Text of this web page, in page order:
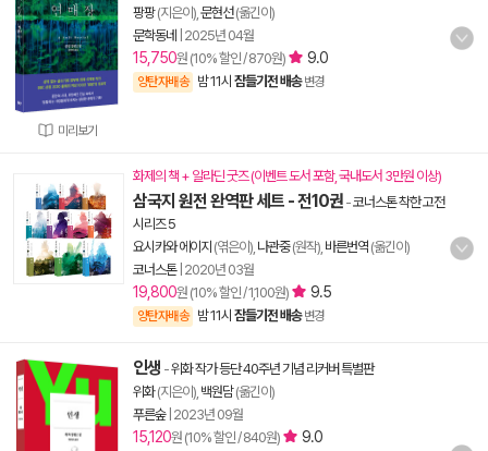
미리보기
팡팡(지은이), 문현선(옮긴이)
문학동네
2025년 04월
15,750원 (10% 할인 / 870원) 9.0
양탄자배송 밤 11시 잠들기전 배송 변경
화제의 책 + 알라딘 굿즈 (이벤트 도서 포함, 국내도서 3만원 이상)
삼국지 원전 완역판 세트 - 전10권 -코너스톤 착한 고전
시리즈 5
요시카와 에이지 (엮은이), 나관중(원작), 바른번역 (옮긴이)
코너스톤| 2020년 03월
19,800원 (10% 할인 / 1,100원) 9.5
양탄자배송 밤 11시 잠들기전 배송 변경
인생 -위화 작가 등단 40주년 기념 리커버 특별판
위화(지은이), 백원담(옮긴이)
푸른숲| 2023년 09월
15,120원 (10% 할인 / 840원) 9.0